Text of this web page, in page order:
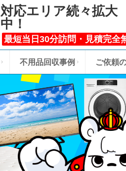
対応エリア続々拡大
中！
最短当日30分訪問・見積完全
不用品回収事例 ご依頼